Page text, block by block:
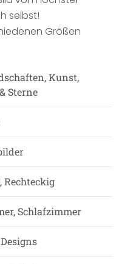
selbst!
Größen
Kunst,
Sterne
Rechteckig
Schlafzimmer